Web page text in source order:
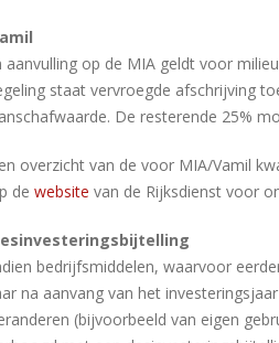
aanvulling op de MIA geldt voor
staat vervroegde afschrijving
De resterende 25%
overzicht van de voor MIA/Vamil
dewebsite van de Rijksdienst voor
bedrijfsmiddelen, waarvoor
na aanvang van het
(bijvoorbeeld van eigen